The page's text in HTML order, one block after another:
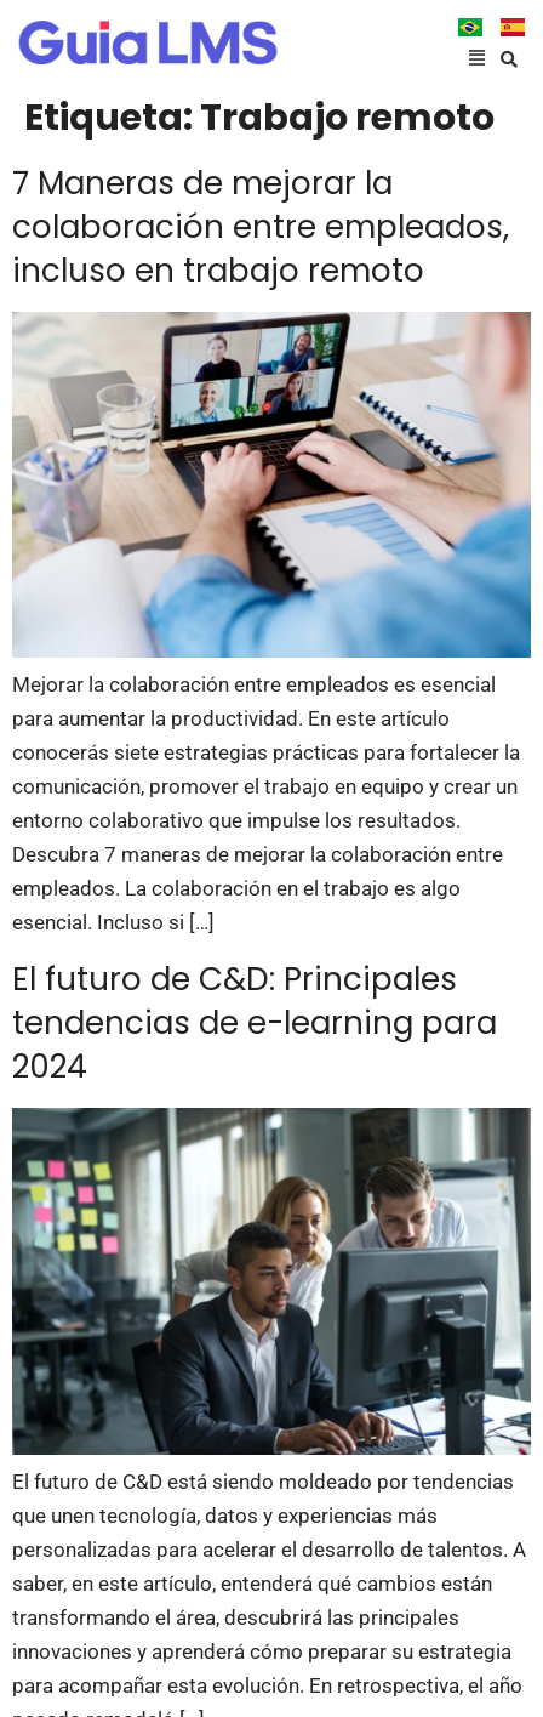
Etiqueta:Trabajo remoto
7 Maneras de mejorar la
colaboración entre empleados,
incluso en trabajo remoto
Mejorar la colaboración entre empleados es esencial
para aumentar la productividad. En este artículo
conocerás siete estrategias prácticas para fortalecer la
comunicación, promover el trabajo en equipo y crear un
entorno colaborativo que impulse los resultados.
Descubra 7 maneras de mejorar la colaboración entre
empleados. La colaboración en el trabajo es algo
esencial. Incluso si […]
El futuro de C&D: Principales
tendencias de e-learning para
2024
El futuro de C&D está siendo moldeado por tendencias
que unen tecnología, datos y experiencias más
personalizadas para acelerar el desarrollo de talentos. A
saber, en este artículo, entenderá qué cambios están
transformando el área, descubrirá las principales
innovaciones y aprenderá cómo preparar su estrategia
para acompañar esta evolución. En retrospectiva, el año